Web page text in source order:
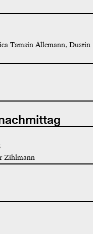
Tamsin Allemann, Dustin
Zihlmann